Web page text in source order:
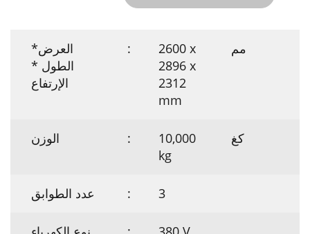
العرض*
الطول *
الإرتفاع
:
2600 x
2896 x
2312
mm
مم
الوزن :
10,000
kg
كغ
عدد الطوابق : 3